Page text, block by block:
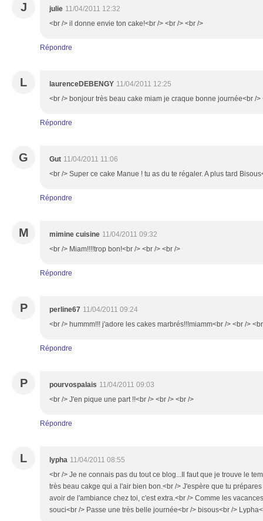
J julie 11/04/2011 12:32
<br /> il donne envie ton cake!<br /> <br /> <br />
Répondre
L laurenceDEBENGY 11/04/2011 12:25
<br /> bonjour très beau cake miam je craque bonne journée<br />
Répondre
G Gut 11/04/2011 11:06
<br /> Super ce cake Manue ! tu as du te régaler. A plus tard
Répondre
M mimine cuisine 11/04/2011 09:32
<br /> Miam!!!!trop bon!<br /> <br /> <br />
Répondre
P perline67 11/04/2011 09:24
<br /> hummm!!! j'adore les cakes marbrés!!!miamm<br /> <br />
Répondre
P pourvospalais 11/04/2011 09:03
<br /> J'en pique une part !!<br /> <br /> <br />
Répondre
L lypha 11/04/2011 08:55
<br /> Je ne connais pas du tout ce blog...Il faut que je trouve le
très beau cakge qui a l'air bien bon.<br /> J'espère que tu
avoir de l'ambiance chez toi, c'est extra.<br /> Comme les
souci<br /> Passe une très belle journée<br /> bisous<br />